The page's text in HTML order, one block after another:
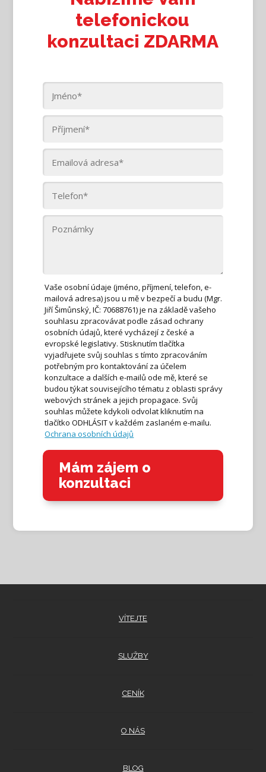
telefonickou
konzultaci ZDARMA
Vaše osobní údaje (jméno, příjmení, telefon, e-
mailová adresa) jsou u mě v bezpečí a budu (Mgr.
Jiří Šimůnský, IČ: 70688761) je na základě vašeho
souhlasu zpracovávat podle zásad ochrany
osobních údajů, které vycházejí z české a
evropské legislativy. Stisknutím tlačítka
vyjadřujete svůj souhlas s tímto zpracováním
potřebným pro kontaktování za účelem
konzultace a dalších e-mailů ode mě, které se
budou týkat souvisejícího tématu z oblasti správy
webových stránek a jejich propagace. Svůj
souhlas můžete kdykoli odvolat kliknutím na
tlačítko ODHLÁSIT v každém zaslaném e-mailu.
Ochrana osobních údajů
Mám zájem o
konzultaci
VÍTEJTE
SLUŽBY
CENÍK
O NÁS
BLOG